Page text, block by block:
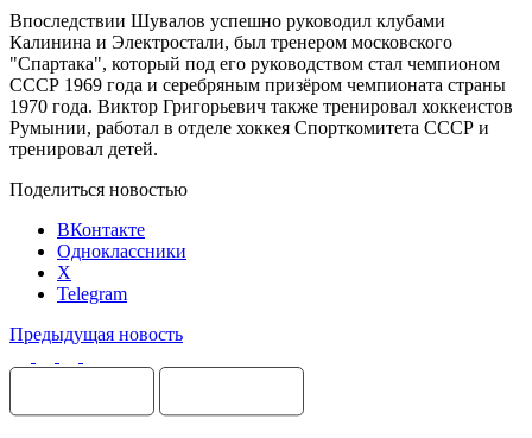
Впоследствии Шувалов успешно руководил клубами
Калинина и Электростали, был тренером московского
"Спартака", который под его руководством стал чемпионом
СССР 1969 года и серебряным призёром чемпионата страны
1970 года. Виктор Григорьевич также тренировал хоккеистов
Румынии, работал в отделе хоккея Спорткомитета СССР и
тренировал детей.
Поделиться новостью
ВКонтакте
Одноклассники
X
Telegram
Предыдущая новость